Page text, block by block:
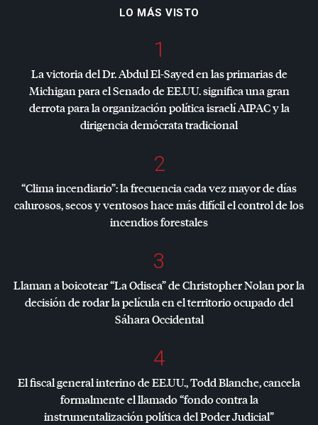
LO MÁS VISTO
1
La victoria del Dr. Abdul El-Sayed en las primarias de
Michigan para el Senado de EE.UU. significa una gran
derrota para la organización política israelíAIPACy la
dirigencia demócrata tradicional
2
“Clima incendiario”: la frecuencia cada vez mayor de días
calurosos, secos y ventosos hace más difícil el control de los
incendios forestales
3
Llaman a boicotear “La Odisea” de Christopher Nolan por la
decisión de rodar la película en el territorio ocupado del
Sáhara Occidental
4
El fiscal general interino de EE.UU., Todd Blanche, cancela
formalmente el llamado “fondo contra la
instrumentalización política del Poder Judicial”